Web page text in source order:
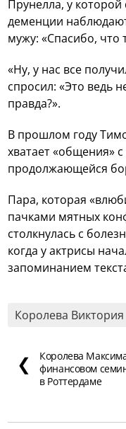
Прунелла, у
деменции
мужу: «Спасибо, что
«Ну, у нас все
спросил: «Это ведь
правда?».
В прошлом году
хватает «общения»
продолжающейся
Пара, которая
пачками мятных
столкнулась с
когда у актрисы
запоминанием
Королева Виктория
❮
Королева
финансовом
в Роттердаме